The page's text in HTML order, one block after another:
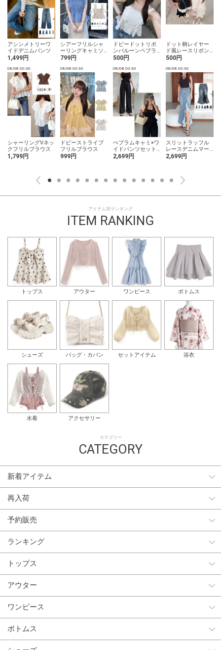
アシンメトリーワ
イドデニムパンツ
1,499円
シアーフリルシャ
ーリングキャミソ
ールトップス
799円
ドビードットリボ
ンバルーンペプラ
ムトップス
500円
ドット柄レイヤー
ド風レースリボン
トップス
500円
08/08 00:30
シャーリングVネッ
クフリルブラウス
1,799円
08/08 00:30
ドビーストライプ
フリルブラウス
999円
08/08 00:30
ぺプラムキャミ×ワ
イドパンツセット
アップ
2,699円
08/08 00:30
スリットラッフル
レースデニムマー
メイドスカート
2,699円
アイテム別ランキング
ITEM RANKING
トップス アウター ワンピース ボトムス
シューズ バッグ・カバン セットアイテム 浴衣
水着 アクセサリー
カテゴリー
CATEGORY
新着アイテム
再入荷
予約販売
ランキング
トップス
アウター
ワンピース
ボトムス